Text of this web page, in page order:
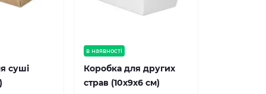
суші
в наявності
Коробка для других
страв (10х9х6 см)